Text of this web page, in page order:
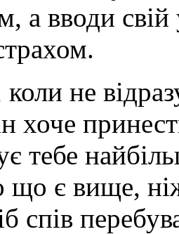
а вводи
не
хоче
тебе
що є вище,
спів